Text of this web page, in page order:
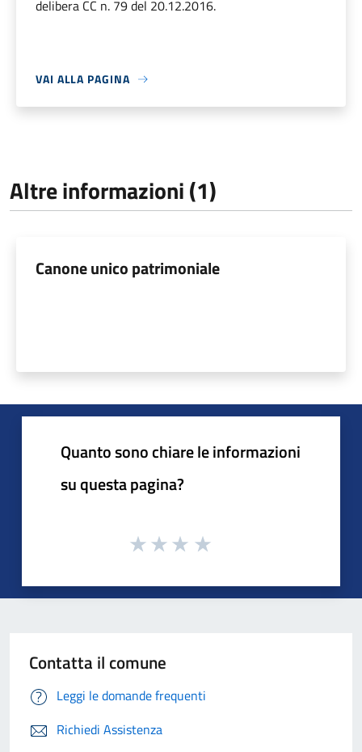
delibera CC n. 79 del 20.12.2016.
VAI ALLA PAGINA
Altre informazioni (1)
Canone unico patrimoniale
Quanto sono chiare le informazioni
su questa pagina?
Contatta il comune
Leggi le domande frequenti
Richiedi Assistenza